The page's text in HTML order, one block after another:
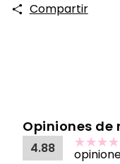
Compartir
Opiniones de
4.88